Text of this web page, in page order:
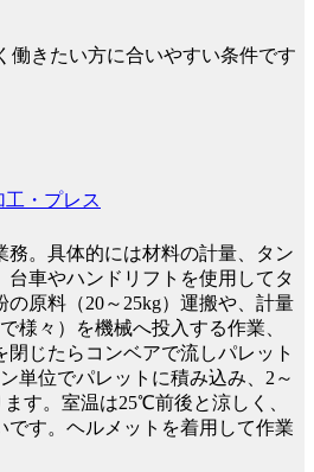
働きたい方に合いやすい条件です
工・プレス
務。具体的には材料の計量、タン
台車やハンドリフトを使用してタ
の原料（20～25kg）運搬や、計量
様々）を機械へ投入する作業、
閉じたらコンベアで流しパレット
単位でパレットに積み込み、2～
す。室温は25℃前後と涼しく、
です。ヘルメットを着用して作業